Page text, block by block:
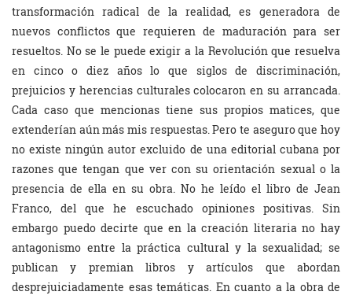
transformación radical de la realidad, es generadora de
nuevos conflictos que requieren de maduración para ser
resueltos. No se le puede exigir a la Revolución que resuelva
en cinco o diez años lo que siglos de discriminación,
prejuicios y herencias culturales colocaron en su arrancada.
Cada caso que mencionas tiene sus propios matices, que
extenderían aún más mis respuestas. Pero te aseguro que hoy
no existe ningún autor excluido de una editorial cubana por
razones que tengan que ver con su orientación sexual o la
presencia de ella en su obra. No he leído el libro de Jean
Franco, del que he escuchado opiniones positivas. Sin
embargo puedo decirte que en la creación literaria no hay
antagonismo entre la práctica cultural y la sexualidad; se
publican y premian libros y artículos que abordan
desprejuiciadamente esas temáticas. En cuanto a la obra de